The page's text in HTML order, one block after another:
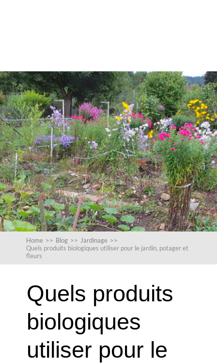
Home >> Blog >> Jardinage >>
Quels produits biologiques utiliser pour le jardin, potager et
fleurs
Quels produits
biologiques
utiliser pour le